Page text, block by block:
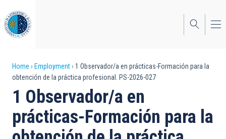
to
main
content
Breadcrumb
Home Employment
1 Observador/a en prácticas-Formación para la
obtención de la práctica profesional. PS-2026-027
1 Observador/a en
prácticas-Formación para la